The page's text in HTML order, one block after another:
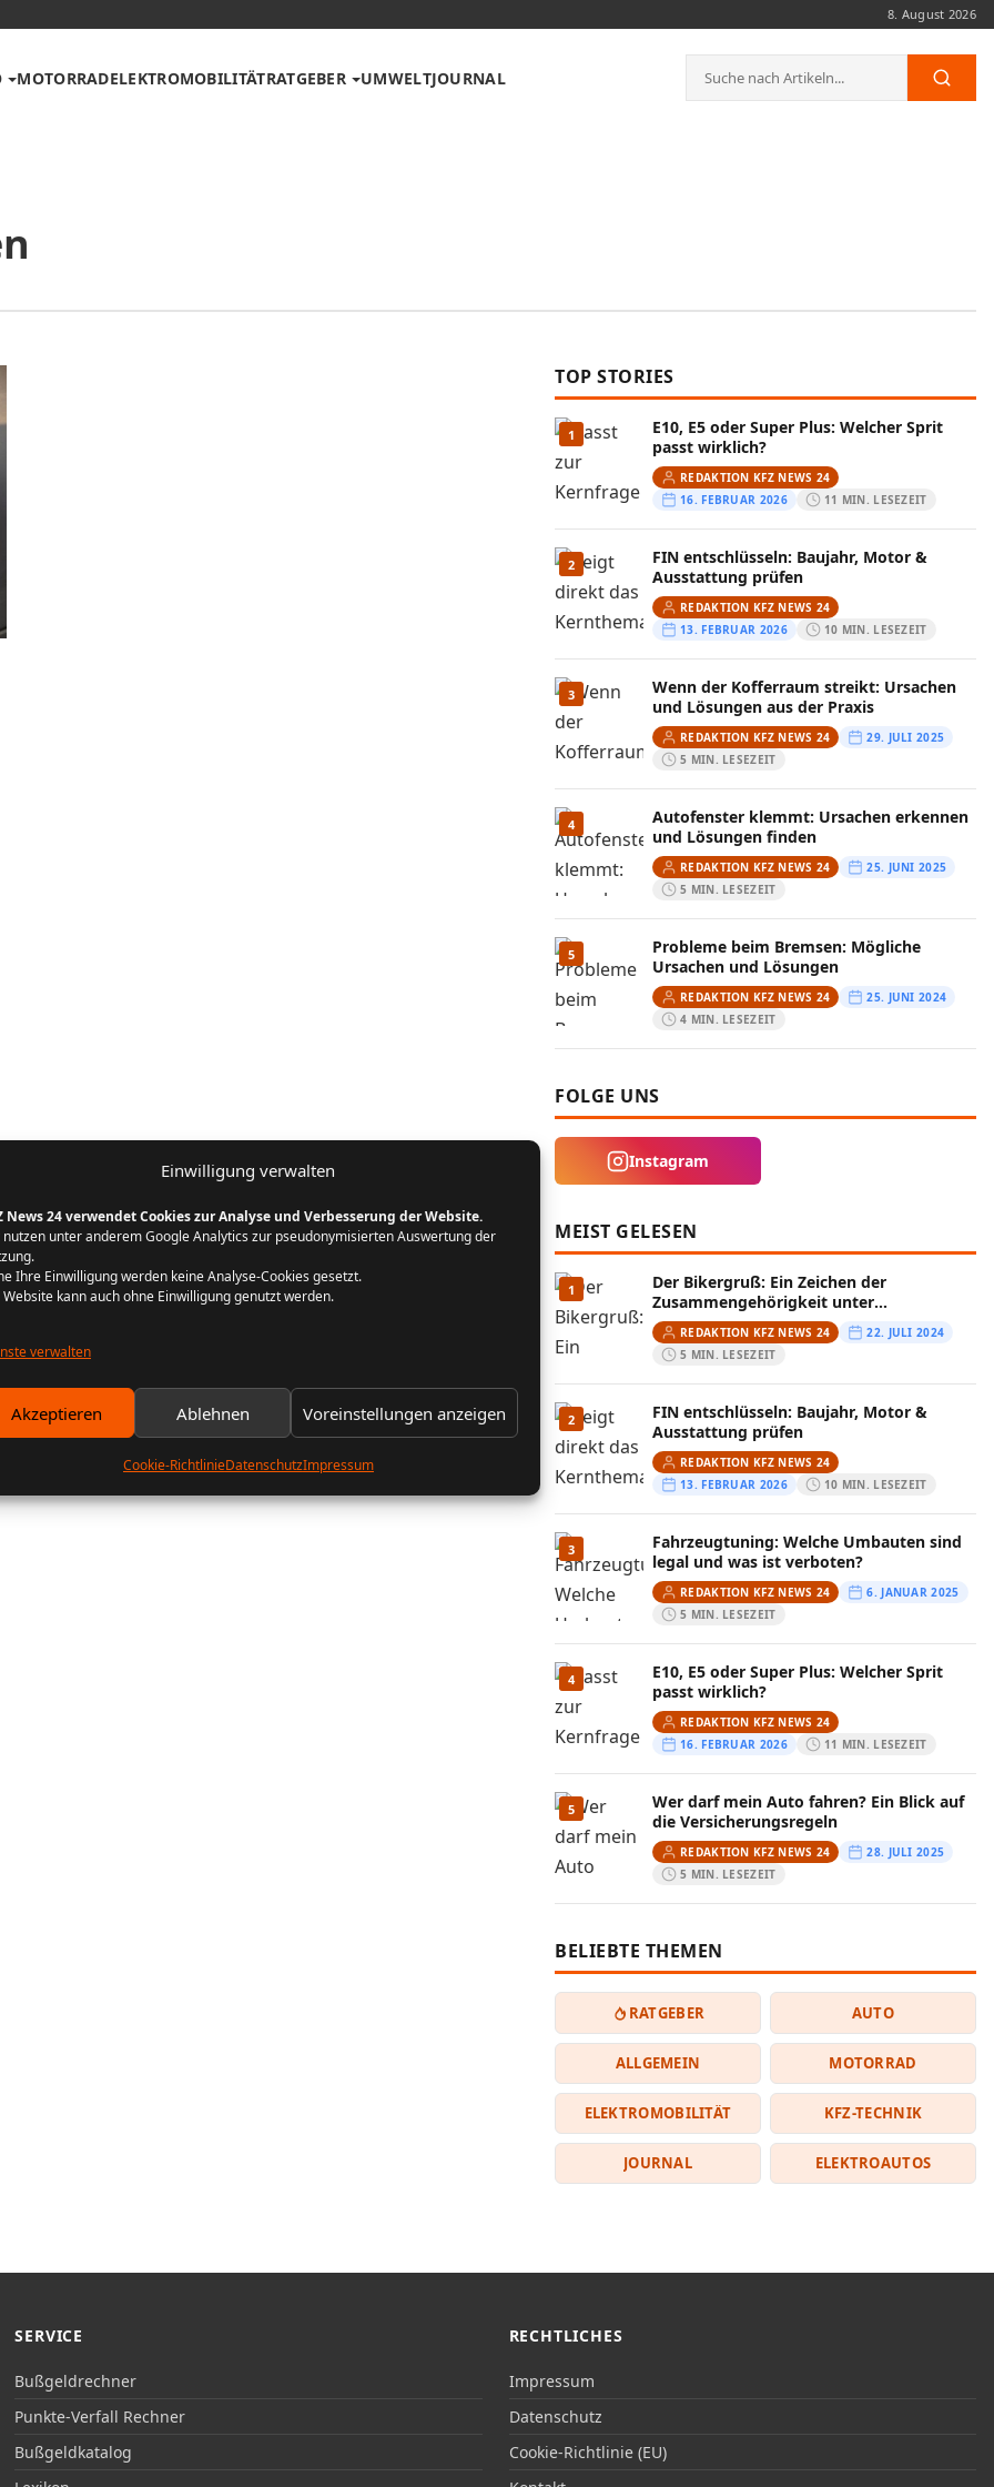
Einwilligung verwalten
News 24 verwendet Cookies zur Analyse und Verbesserung der Website.
nutzen unter anderem Google Analytics zur pseudonymisierten Auswertung der
Ihre Einwilligung werden keine Analyse-Cookies gesetzt.
Website kann auch ohne Einwilligung genutzt werden.
verwalten
Akzeptieren Ablehnen Voreinstellungen anzeigen
Cookie-RichtlinieDatenschutzImpressum
8. August 2026
MOTORRADELEKTROMOBILITÄTRATGEBER UMWELTJOURNAL
Suche
nach:
TOP STORIES
1
E10, E5 oder Super Plus: Welcher Sprit
passt wirklich?
REDAKTION KFZ NEWS 24
16. FEBRUAR 2026
11 MIN. LESEZEIT
2
FIN entschlüsseln: Baujahr, Motor &
Ausstattung prüfen
REDAKTION KFZ NEWS 24
13. FEBRUAR 2026
10 MIN. LESEZEIT
3
Wenn der Kofferraum streikt: Ursachen
und Lösungen aus der Praxis
REDAKTION KFZ NEWS 24
29. JULI 2025
5 MIN. LESEZEIT
4
Autofenster klemmt: Ursachen erkennen
und Lösungen finden
REDAKTION KFZ NEWS 24
25. JUNI 2025
5 MIN. LESEZEIT
5
Probleme beim Bremsen: Mögliche
Ursachen und Lösungen
REDAKTION KFZ NEWS 24
25. JUNI 2024
4 MIN. LESEZEIT
FOLGE UNS
Instagram
MEIST GELESEN
1
Der Bikergruß: Ein Zeichen der
Zusammengehörigkeit unter
Motorradfahrern
REDAKTION KFZ NEWS 24
22. JULI 2024
5 MIN. LESEZEIT
2
FIN entschlüsseln: Baujahr, Motor &
Ausstattung prüfen
REDAKTION KFZ NEWS 24
13. FEBRUAR 2026
10 MIN. LESEZEIT
3
Fahrzeugtuning: Welche Umbauten sind
legal und was ist verboten?
REDAKTION KFZ NEWS 24
6. JANUAR 2025
5 MIN. LESEZEIT
4
E10, E5 oder Super Plus: Welcher Sprit
passt wirklich?
REDAKTION KFZ NEWS 24
16. FEBRUAR 2026
11 MIN. LESEZEIT
5
Wer darf mein Auto fahren? Ein Blick auf
die Versicherungsregeln
REDAKTION KFZ NEWS 24
28. JULI 2025
5 MIN. LESEZEIT
BELIEBTE THEMEN
RATGEBER AUTO
ALLGEMEIN MOTORRAD
ELEKTROMOBILITÄT KFZ-TECHNIK
JOURNAL ELEKTROAUTOS
SERVICE
Bußgeldrechner
Punkte-Verfall Rechner
Bußgeldkatalog
RECHTLICHES
Impressum
Datenschutz
Cookie-Richtlinie (EU)